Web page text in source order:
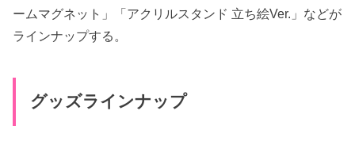
ームマグネット」「アクリルスタンド 立ち絵Ver.」などが
ラインナップする。
グッズラインナップ